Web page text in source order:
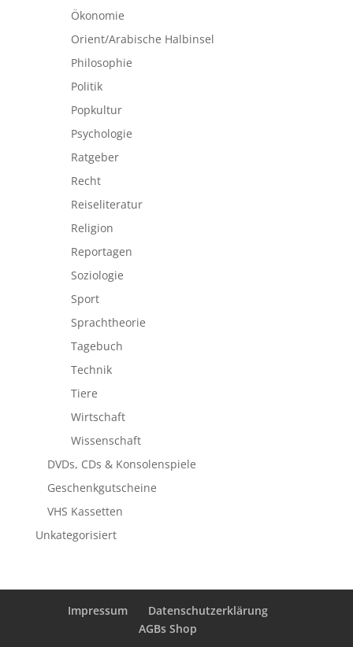
Ökonomie
Orient/Arabische Halbinsel
Philosophie
Politik
Popkultur
Psychologie
Ratgeber
Recht
Reiseliteratur
Religion
Reportagen
Soziologie
Sport
Sprachtheorie
Tagebuch
Technik
Tiere
Wirtschaft
Wissenschaft
DVDs, CDs & Konsolenspiele
Geschenkgutscheine
VHS Kassetten
Unkategorisiert
Impressum
Datenschutzerklärung
AGBs Shop